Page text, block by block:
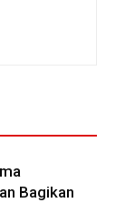
Bagikan